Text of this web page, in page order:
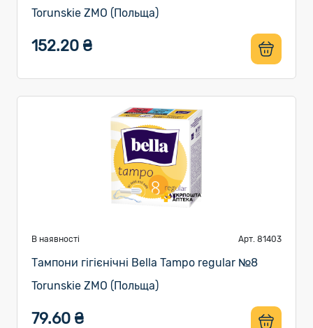
Torunskie ZMO (Польща)
152.20 ₴
В наявності Арт. 81403
Тампони гігієнічні Bella Tampo regular №8
Torunskie ZMO (Польща)
79.60 ₴